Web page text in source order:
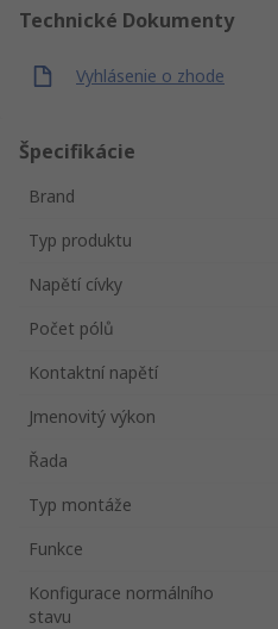
Technické Dokumenty
Vyhlásenie o zhode
Špecifikácie
Brand
Typ produktu
Napětí cívky
Počet pólů
Kontaktní napětí
Jmenovitý výkon
Řada
Typ montáže
Funkce
Konfigurace normálního
stavu